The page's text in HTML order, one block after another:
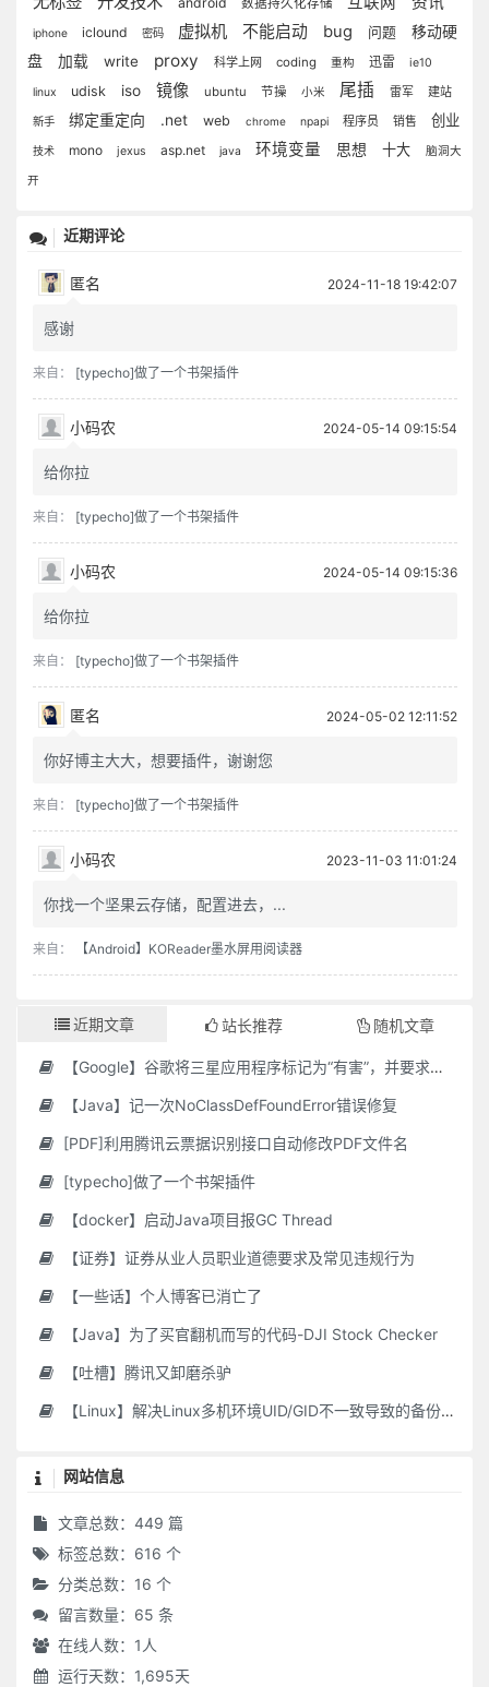
数据持久化存储
iphone iclound 密码 虚拟机 不能启动 bug 问题
移动硬
盘
加载 write proxy 科学上网 coding 重构 迅雷 ie10
linux udisk iso 镜像 ubuntu 节操 小米 尾插 雷军 建站
新手 绑定重定向 .net web chrome npapi 程序员 销售 创业
技术 mono jexus asp.net java 环境变量 思想 十大 脑洞大
开
近期评论
匿名 2024-11-18 19:42:07
感谢
来自： [typecho]做了一个书架插件
小码农 2024-05-14 09:15:54
给你拉
来自： [typecho]做了一个书架插件
小码农 2024-05-14 09:15:36
给你拉
来自： [typecho]做了一个书架插件
匿名 2024-05-02 12:11:52
你好博主大大，想要插件，谢谢您
来自： [typecho]做了一个书架插件
小码农 2023-11-03 11:01:24
你找一个坚果云存储，配置进去，...
来自： 【Android】KOReader墨水屏用阅读器
近期文章 站长推荐 随机文章
【Google】谷歌将三星应用程序标记为“有害”，并要求用户删除它们
【Java】记一次NoClassDefFoundError错误修复
[PDF]利用腾讯云票据识别接口自动修改PDF文件名
[typecho]做了一个书架插件
【docker】启动Java项目报GC Thread
【证券】证券从业人员职业道德要求及常见违规行为
【一些话】个人博客已消亡了
【Java】为了买官翻机而写的代码-DJI Stock Checker
【吐槽】腾讯又卸磨杀驴
【Linux】解决Linux多机环境UID/GID不一致导致的备份权限问题
网站信息
文章总数：449 篇
标签总数：616 个
分类总数：16 个
留言数量：65 条
在线人数： 1 人
运行天数：1,695天